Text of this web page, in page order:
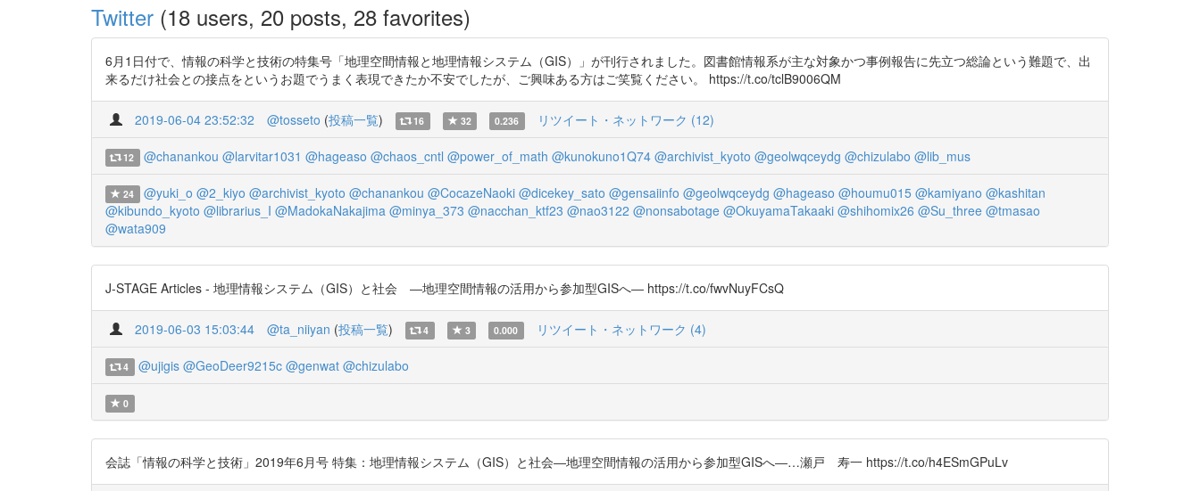
Twitter (18 users, 20 posts, 28 favorites)
6月1日付で、情報の科学と技術の特集号「地理空間情報と地理情報システム（GIS）」が刊行されました。図書館情報系が主な対象かつ事例報告に先立つ総論という難題で、出
来るだけ社会との接点をというお題でうまく表現できたか不安でしたが、ご興味ある方はご笑覧ください。 https://t.co/tclB9006QM
2019-06-04 23:52:32 @tosseto (投稿一覧) 16 32 0.236 リツイート・ネットワーク (12)
12 @chanankou @larvitar1031 @hageaso @chaos_cntl @power_of_math @kunokuno1Q74 @archivist_kyoto @geolwqceydg @chizulabo @lib_mus
24 @yuki_o @2_kiyo @archivist_kyoto @chanankou @CocazeNaoki @dicekey_sato @gensaiinfo @geolwqceydg @hageaso @houmu015 @kamiyano @kashitan
@kibundo_kyoto @librarius_I @MadokaNakajima @minya_373 @nacchan_ktf23 @nao3122 @nonsabotage @OkuyamaTakaaki @shihomix26 @Su_three @tmasao
@wata909
J-STAGE Articles - 地理情報システム（GIS）と社会 ―地理空間情報の活用から参加型GISへ― https://t.co/fwvNuyFCsQ
2019-06-03 15:03:44 @ta_niiyan (投稿一覧) 4 3 0.000 リツイート・ネットワーク (4)
4 @ujigis @GeoDeer9215c @genwat @chizulabo
0
会誌「情報の科学と技術」2019年6月号 特集：地理情報システム（GIS）と社会―地理空間情報の活用から参加型GISへ―…瀬戸 寿一 https://t.co/h4ESmGPuLv